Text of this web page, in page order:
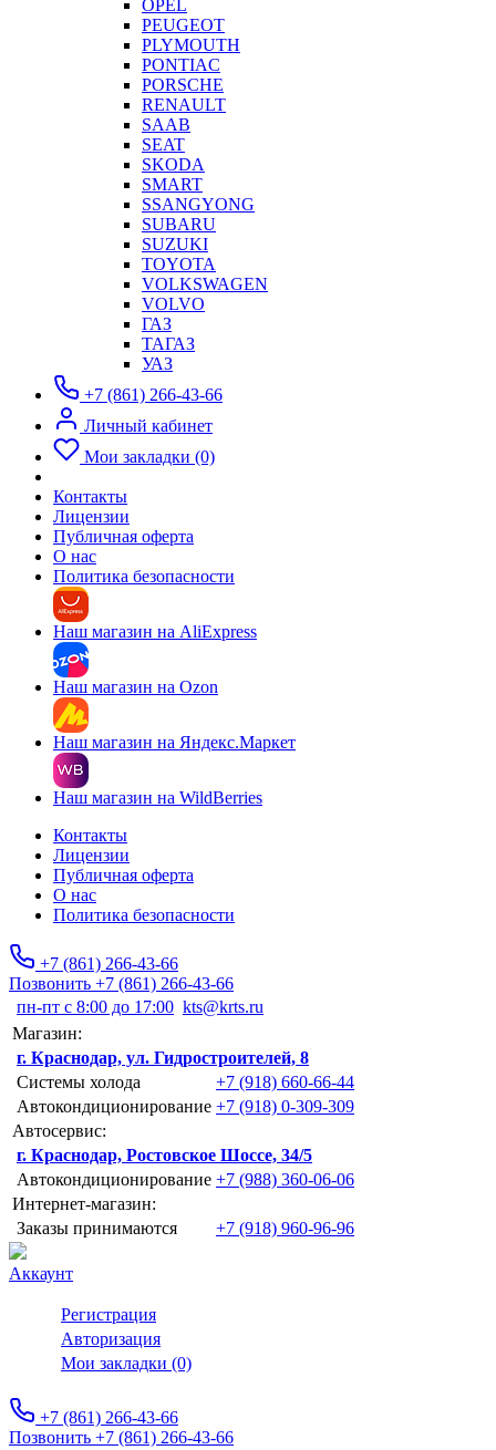
OPEL
PEUGEOT
PLYMOUTH
PONTIAC
PORSCHE
RENAULT
SAAB
SEAT
SKODA
SMART
SSANGYONG
SUBARU
SUZUKI
TOYOTA
VOLKSWAGEN
VOLVO
ГАЗ
ТАГАЗ
УАЗ
+7 (861) 266-43-66
Личный кабинет
Мои закладки (0)
Контакты
Лицензии
Публичная оферта
О нас
Политика безопасности
Наш магазин на AliExpress
Наш магазин на Ozon
Наш магазин на Яндекс.Маркет
Наш магазин на WildBerries
Контакты
Лицензии
Публичная оферта
О нас
Политика безопасности
+7 (861) 266-43-66
Позвонить +7 (861) 266-43-66
пн-пт с 8:00 до 17:00 kts@krts.ru
Магазин:
г. Краснодар, ул. Гидростроителей, 8
Системы холода
+7 (918) 660-66-44
Автокондиционирование +7 (918) 0-309-309
Автосервис:
г. Краснодар, Ростовское Шоссе, 34/5
Автокондиционирование +7 (988) 360-06-06
Интернет-магазин:
Заказы принимаются
+7 (918) 960-96-96
Аккаунт
Регистрация
Авторизация
Мои закладки (0)
+7 (861) 266-43-66
Позвонить +7 (861) 266-43-66